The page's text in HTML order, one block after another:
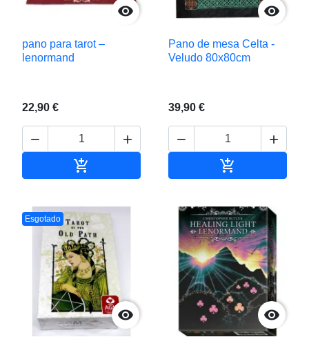

pano para tarot –
lenormand
22,90 €
 


Pano de mesa Celta -
Veludo 80x80cm
39,90 €
 

Esgotado
 